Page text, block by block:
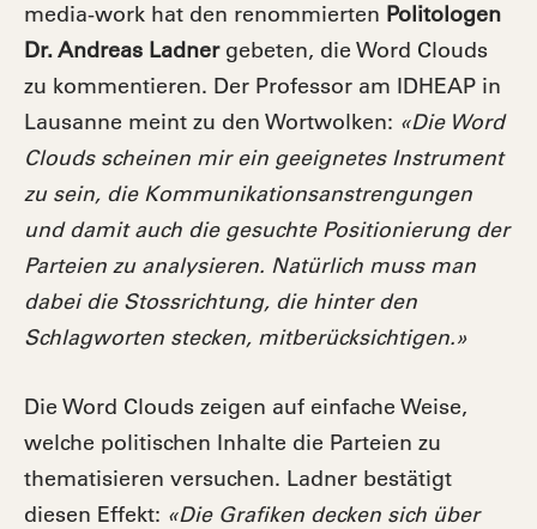
media-work hat den renommierten Politologen
Dr. Andreas Ladner gebeten, die Word Clouds
zu kommentieren. Der Professor am IDHEAP in
Lausanne meint zu den Wortwolken: «Die Word
Clouds scheinen mir ein geeignetes Instrument
zu sein, die Kommunikationsanstrengungen
und damit auch die gesuchte Positionierung der
Parteien zu analysieren. Natürlich muss man
dabei die Stossrichtung, die hinter den
Schlagworten stecken, mitberücksichtigen.»
Die Word Clouds zeigen auf einfache Weise,
welche politischen Inhalte die Parteien zu
thematisieren versuchen. Ladner bestätigt
diesen Effekt: «Die Grafiken decken sich über